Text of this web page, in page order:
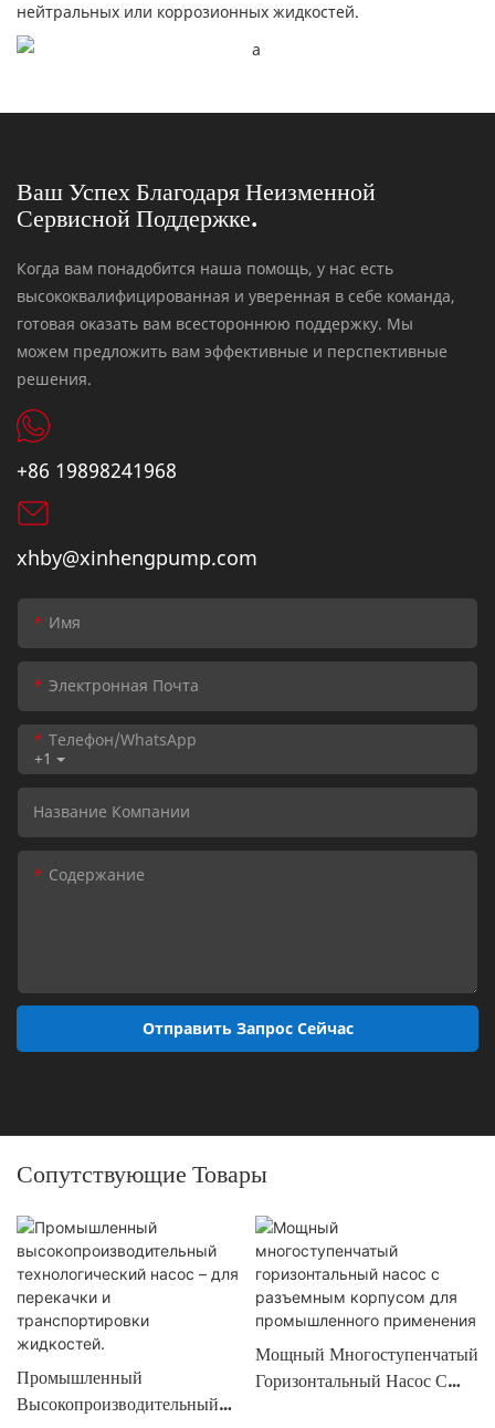
нейтральных или коррозионных жидкостей.
Ваш Успех Благодаря Неизменной
Сервисной Поддержке.
Когда вам понадобится наша помощь, у нас есть
высококвалифицированная и уверенная в себе команда,
готовая оказать вам всестороннюю поддержку. Мы
можем предложить вам эффективные и перспективные
решения.
+86 19898241968
xhby@xinhengpump.com
Имя
Электронная Почта
+1
Телефон/WhatsApp
Название Компании
Содержание
Отправить Запрос Сейчас
Сопутствующие Товары
Промышленный
Высокопроизводительный
Мощный Многоступенчатый
Горизонтальный Насос С